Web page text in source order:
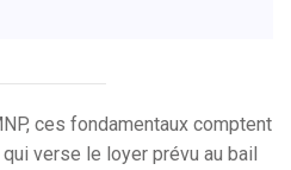
ces fondamentaux comptent
verse le loyer prévu au bail